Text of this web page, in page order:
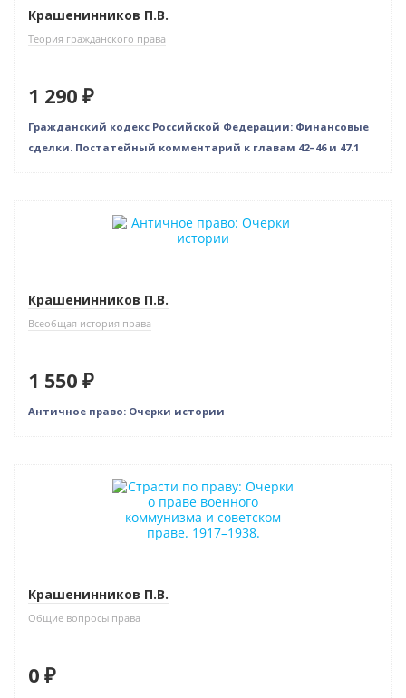
Крашенинников П.В.
Теория гражданского права
1 290 ₽
Гражданский кодекс Российской Федерации: Финансовые
сделки. Постатейный комментарий к главам 42–46 и 47.1
Крашенинников П.В.
Всеобщая история права
1 550 ₽
Античное право: Очерки истории
Крашенинников П.В.
Общие вопросы права
0 ₽